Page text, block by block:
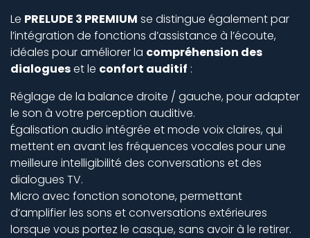
Le PRELUDE 3 PREMIUM se distingue également par
l’intégration de fonctions d’assistance à l’écoute,
idéales pour améliorer la compréhension des
dialogueset le confort auditif :
Réglage de la balance droite / gauche, pour adapter
le son à votre perception auditive.
Égalisation audio intégrée et mode voix claires, qui
mettent en avant les fréquences vocales pour une
meilleure intelligibilité des conversations et des
dialogues TV.
Micro avec fonction sonotone, permettant
d’amplifier les sons et conversations extérieures
lorsque vous portez le casque, sans avoir à le retirer.